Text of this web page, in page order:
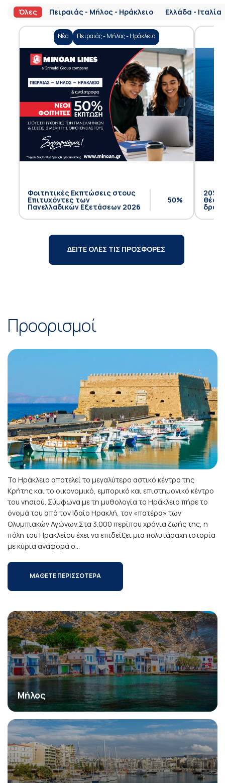
Όλες Πειραιάς - Μήλος - Ηράκλειο Ελλάδα - Ιταλία
Νέα Πειραιάς - Μήλος - Ηράκλειο
Φοιτητικές Εκπτώσεις στους
Επιτυχόντες των
Πανελλαδικών Εξετάσεων 2026
50%
20%
θέση
ΔΕΙΤΕ ΟΛΕΣ ΤΙΣ ΠΡΟΣΦΟΡΕΣ
Προορισμοί
Το Ηράκλειο αποτελεί το μεγαλύτερο αστικό κέντρο της
Κρήτης και το οικονομικό, εμπορικό και επιστημονικό κέντρο
του νησιού. Σύμφωνα με τη μυθολογία το Ηράκλειο πήρε το
όνομά του από τον Ιδαίο Ηρακλή, τον «πατέρα» των
Ολυμπιακών Αγώνων.Στα 3.000 περίπου χρόνια ζωής της, η
πόλη του Ηρακλείου έχει να επιδείξει μια πολυτάραχη ιστορία
με κύρια αναφορά σ...
ΜΑΘΕΤΕ ΠΕΡΙΣΣΟΤΕΡΑ
Μήλος